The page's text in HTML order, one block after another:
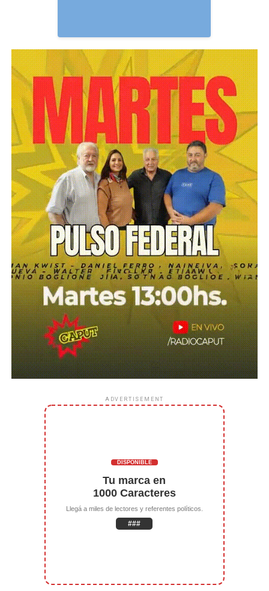
ADVERTISEMENT
DISPONIBLE
Tu marca en
1000 Caracteres
Llegá a miles de lectores y referentes políticos.
###